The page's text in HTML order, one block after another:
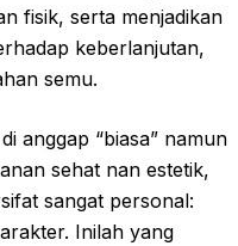
fisik, serta menjadikan
keberlanjutan,
semu.
anggap “biasa” namun
sehat nan estetik,
sangat personal:
Inilah yang